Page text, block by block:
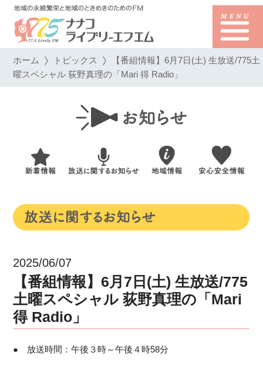
ホーム トピックス 【番組情報】6月7日(土) 生放送/775土
曜スペシャル 荻野真理の「Mari 得 Radio」
2025/06/07
【番組情報】6月7日(土) 生放送/775
土曜スペシャル 荻野真理の「Mari
得 Radio」
● 放送時間：午後３時～午後４時58分